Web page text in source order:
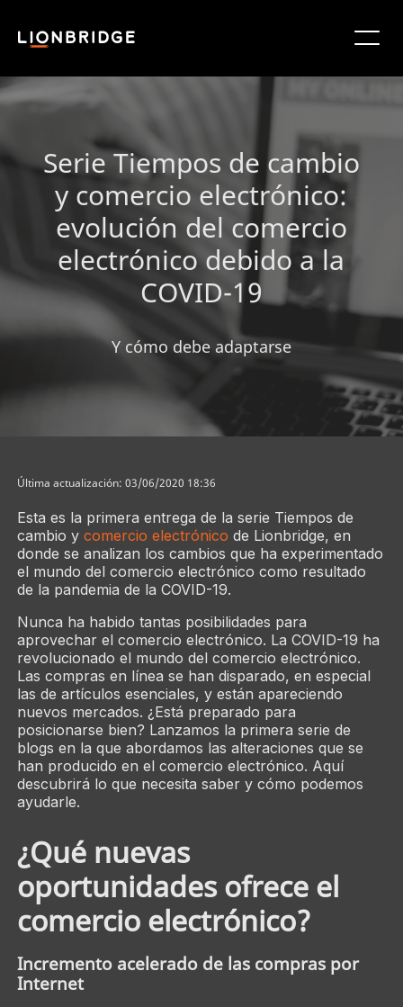
Serie Tiempos de cambio
y comercio electrónico:
evolución del comercio
electrónico debido a la
COVID-19
Y cómo debe adaptarse
Última actualización: 03/06/2020 18:36
Esta es la primera entrega de la serie Tiempos de
cambio y comercio electrónico de Lionbridge, en
donde se analizan los cambios que ha experimentado
el mundo del comercio electrónico como resultado
de la pandemia de la COVID-19.
Nunca ha habido tantas posibilidades para
aprovechar el comercio electrónico. La COVID-19 ha
revolucionado el mundo del comercio electrónico.
Las compras en línea se han disparado, en especial
las de artículos esenciales, y están apareciendo
nuevos mercados. ¿Está preparado para
posicionarse bien? Lanzamos la primera serie de
blogs en la que abordamos las alteraciones que se
han producido en el comercio electrónico. Aquí
descubrirá lo que necesita saber y cómo podemos
ayudarle.
¿Qué nuevas
oportunidades ofrece el
comercio electrónico?
Incremento acelerado de las compras por
Internet